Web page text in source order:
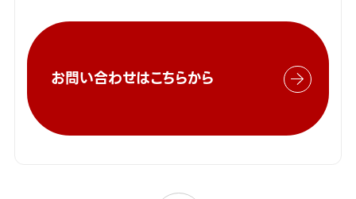
お問い合わせはこちらから